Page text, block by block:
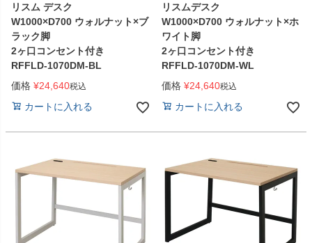
リスム デスク
W1000×D700 ウォルナット×ブ
ラック脚
2ヶ口コンセント付き
RFFLD-1070DM-BL
価格 ¥24,640税込
カートに入れる
リスムデスク
W1000×D700 ウォルナット×ホ
ワイト脚
2ヶ口コンセント付き
RFFLD-1070DM-WL
価格 ¥24,640税込
カートに入れる